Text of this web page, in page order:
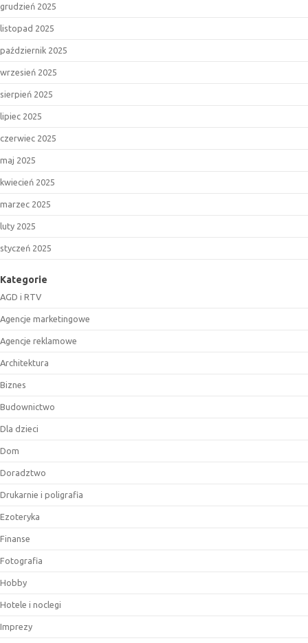
grudzień 2025
listopad 2025
październik 2025
wrzesień 2025
sierpień 2025
lipiec 2025
czerwiec 2025
maj 2025
kwiecień 2025
marzec 2025
luty 2025
styczeń 2025
Kategorie
AGD i RTV
Agencje marketingowe
Agencje reklamowe
Architektura
Biznes
Budownictwo
Dla dzieci
Dom
Doradztwo
Drukarnie i poligrafia
Ezoteryka
Finanse
Fotografia
Hobby
Hotele i noclegi
Imprezy